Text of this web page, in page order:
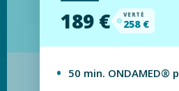
189 € VERTĖ
258 €
50 min. ONDAMED®